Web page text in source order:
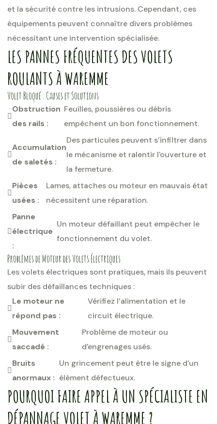
et la sécurité contre les intrusions. Cependant, ces
équipements peuvent connaître divers problèmes
nécessitant une intervention spécialisée.
LES PANNES FRÉQUENTES DES VOLETS
ROULANTS À WAREMME
Volet Bloqué : Causes et Solutions
Obstruction
des rails :
Feuilles, poussières ou débris
empêchent un bon fonctionnement.
Accumulation
de saletés :
Des particules peuvent s’infiltrer dans
le mécanisme et ralentir l'ouverture et
la fermeture.
Pièces
usées :
Lames, attaches ou moteur en mauvais état
nécessitent une réparation.
Panne
électrique
:
Un moteur défaillant peut empêcher le
fonctionnement du volet.
Problèmes de Moteur des Volets Électriques
Les volets électriques sont pratiques, mais ils peuvent
subir des défaillances techniques :
Le moteur ne
répond pas :
Vérifiez l’alimentation et le
circuit électrique.
Mouvement
saccadé :
Problème de moteur ou
d'engrenages usés.
Bruits
anormaux :
Un grincement peut être le signe d'un
élément défectueux.
POURQUOI FAIRE APPEL À UN SPÉCIALISTE EN
DÉPANNAGE VOLET À WAREMME ?